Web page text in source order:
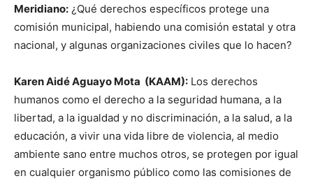
Meridiano: ¿Qué derechos específicos protege una
comisión municipal, habiendo una comisión estatal y otra
nacional, y algunas organizaciones civiles que lo hacen?
Karen Aidé Aguayo Mota (KAAM): Los derechos
humanos como el derecho a la seguridad humana, a la
libertad, a la igualdad y no discriminación, a la salud, a la
educación, a vivir una vida libre de violencia, al medio
ambiente sano entre muchos otros, se protegen por igual
en cualquier organismo público como las comisiones de